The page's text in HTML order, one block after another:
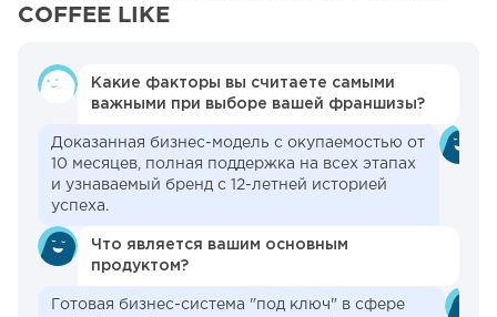
COFFEE LIKE
Какие факторы вы считаете самыми
важными при выборе вашей франшизы?
Доказанная бизнес-модель с окупаемостью от
10 месяцев, полная поддержка на всех этапах
и узнаваемый бренд с 12-летней историей
успеха.
Что является вашим основным
продуктом?
Готовая бизнес-система "под ключ" в сфере